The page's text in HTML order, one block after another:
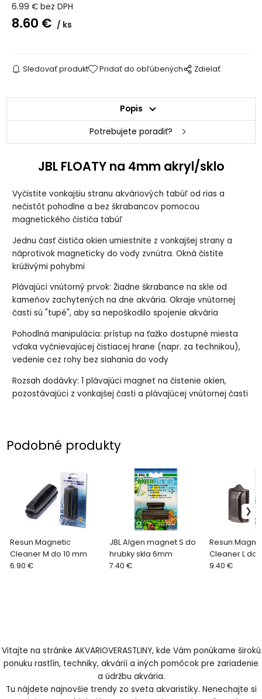
6.99 € bez DPH
8.60 € ks
Sledovať produkt Pridať do obľúbených Zdielať
Popis
Potrebujete poradiť?
JBL FLOATY na 4mm akryl/sklo
Vyčistite vonkajšiu stranu akváriových tabúľ od rias a
nečistôt pohodlne a bez škrabancov pomocou
magnetického čističa tabúľ
Jednu časť čističa okien umiestnite z vonkajšej strany a
náprotivok magneticky do vody zvnútra. Okná čistite
krúživými pohybmi
Plávajúci vnútorný prvok: Žiadne škrabance na skle od
kameňov zachytených na dne akvária. Okraje vnútornej
časti sú "tupé", aby sa nepoškodilo spojenie akvária
Pohodlná manipulácia: prístup na ťažko dostupné miesta
vďaka vyčnievajúcej čistiacej hrane (napr. za technikou),
vedenie cez rohy bez siahania do vody
Rozsah dodávky: 1 plávajúci magnet na čistenie okien,
pozostávajúci z vonkajšej časti a plávajúcej vnútornej časti
Podobné produkty
Resun Magnetic
Cleaner M do 10 mm
6.90 €
JBL Algen magnet S do
hrubky skla 6mm
7.40 €
Resun
Cleaner L do
9.40 €
Vitajte na stránke AKVARIOVERASTLINY, kde Vám ponúkame širokú
ponuku rastlín, techniky, akvárií a iných pomôcok pre zariadenie
a údržbu akvária.
Tu nájdete najnovšie trendy zo sveta akvaristiky. Nenechajte si